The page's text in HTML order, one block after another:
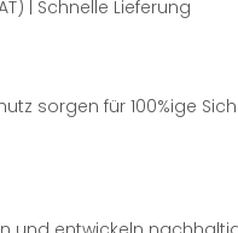
| Schnelle Lieferung
sorgen für 100%ige